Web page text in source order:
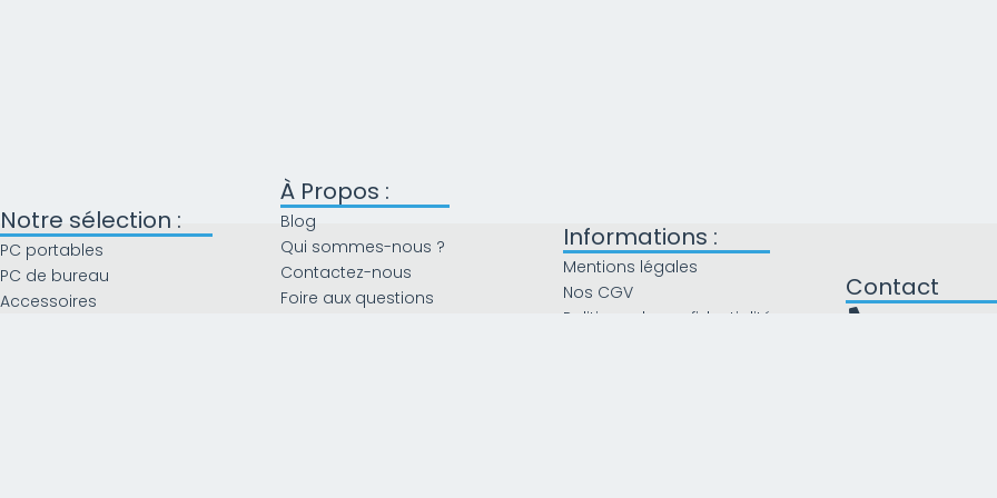
Notre sélection :
PC portables
PC de bureau
Accessoires
À Propos :
Blog
Qui sommes-nous ?
Contactez-nous
Foire aux questions
Informations :
Mentions légales
Nos CGV
Politique de confidentialité
Contact